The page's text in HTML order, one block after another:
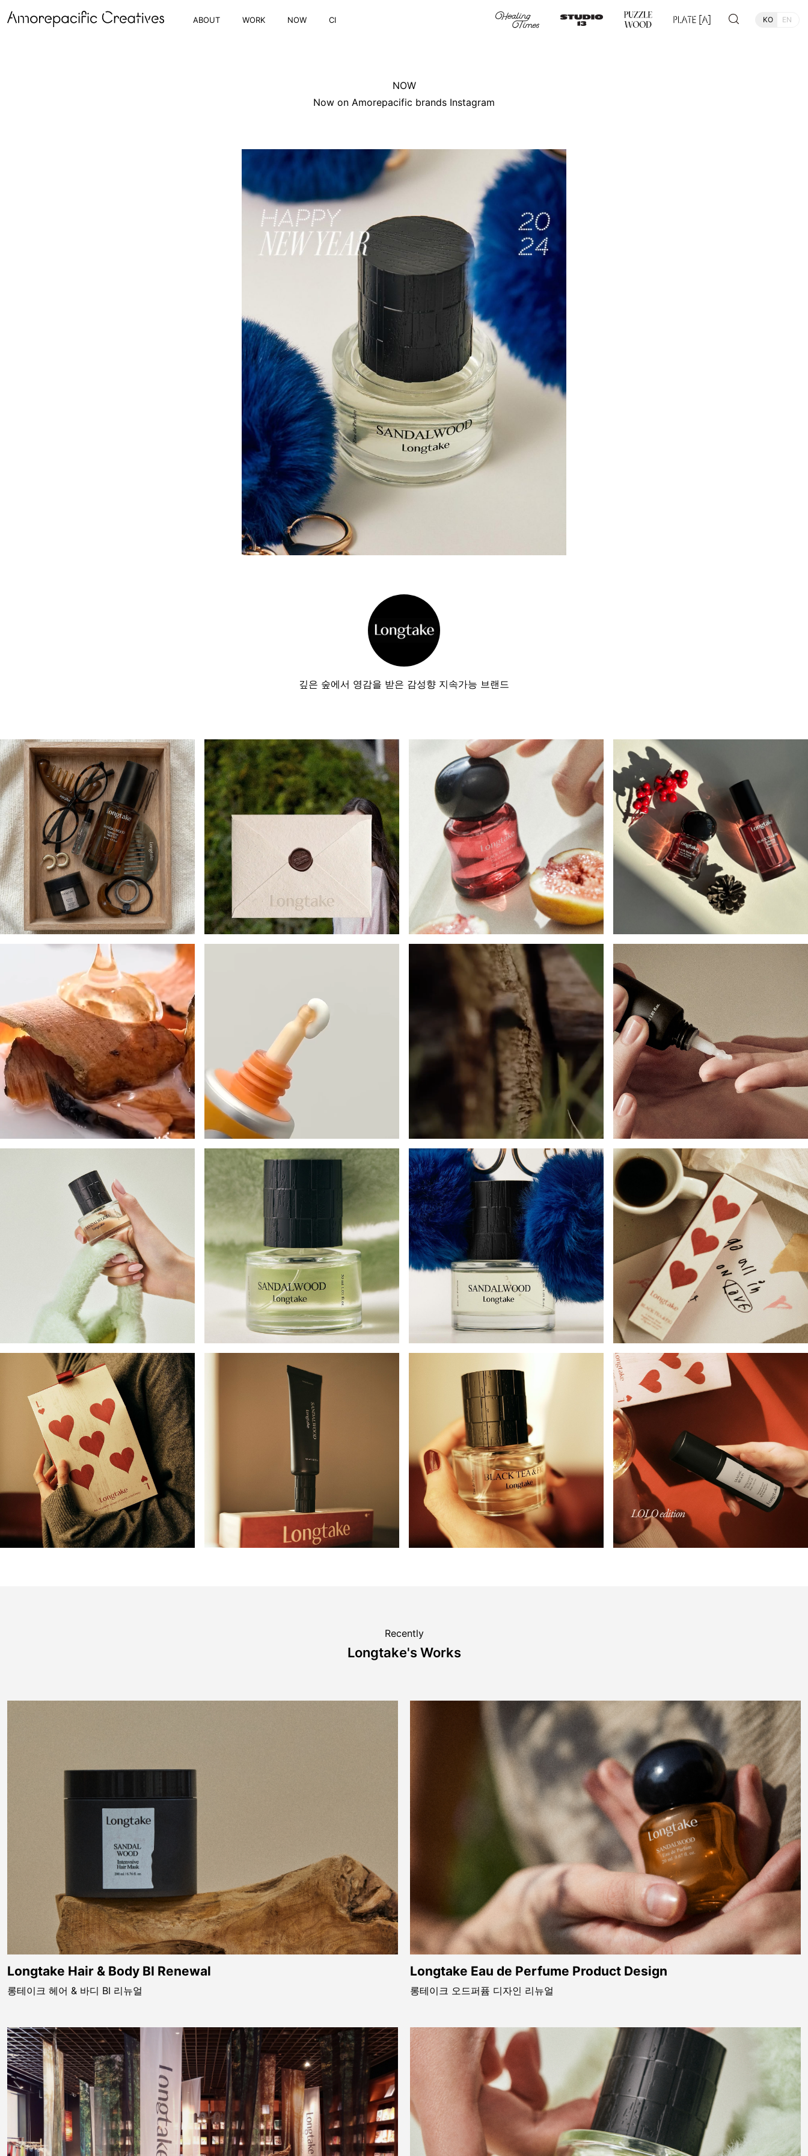
ABOUT WORK NOW CI KO EN
NOW
Now on Amorepacific brands Instagram
깊은 숲에서 영감을 받은 감성향 지속가능 브랜드
Recently
Longtake's Works
Longtake Hair & Body BI Renewal
롱테이크 헤어 & 바디 BI 리뉴얼
Longtake Eau de Perfume Product Design
롱테이크 오드퍼퓸 디자인 리뉴얼